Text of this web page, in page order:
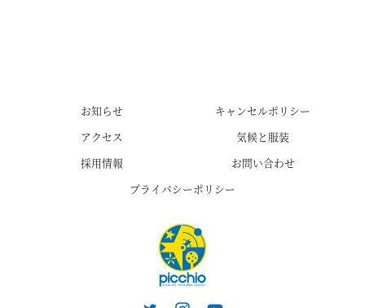
お知らせ
キャンセルポリシー
アクセス
気候と服装
採用情報
お問い合わせ
プライバシーポリシー